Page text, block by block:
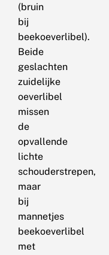
(bruin
bij
beekoeverlibel).
Beide
geslachten
zuidelijke
oeverlibel
missen
de
opvallende
lichte
schouderstrepen,
maar
bij
mannetjes
beekoeverlibel
met